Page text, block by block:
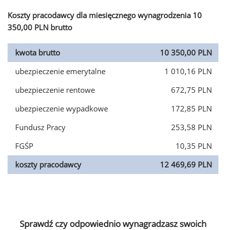
Koszty pracodawcy dla miesięcznego wynagrodzenia 10
350,00 PLN brutto
kwota brutto
10 350,00 PLN
ubezpieczenie emerytalne
1 010,16 PLN
ubezpieczenie rentowe
672,75 PLN
ubezpieczenie wypadkowe
172,85 PLN
Fundusz Pracy
253,58 PLN
FGŚP
10,35 PLN
koszty pracodawcy
12 469,69 PLN
Sprawdź czy odpowiednio wynagradzasz swoich